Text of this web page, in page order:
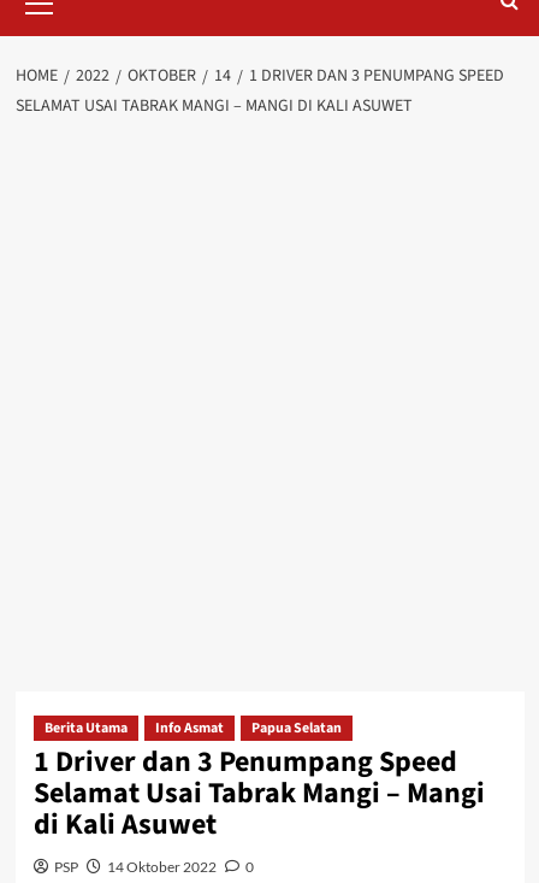
Menu
HOME 2022 OKTOBER 14
1 DRIVER DAN 3 PENUMPANG SPEED
SELAMAT USAI TABRAK MANGI – MANGI DI KALI ASUWET
Berita Utama Info Asmat Papua Selatan
1 Driver dan 3 Penumpang Speed
Selamat Usai Tabrak Mangi – Mangi
di Kali Asuwet
PSP 14 Oktober 2022 0